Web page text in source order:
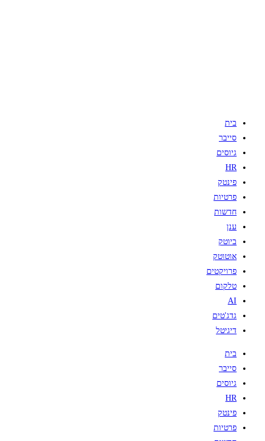
בית
סייבר
גיוסים
HR
פינטק
פרטיות
חדשות
ענן
ביוטק
אוטוטק
פרויקטים
טלקום
AI
גדג'טים
דיגיטל
בית
סייבר
גיוסים
HR
פינטק
פרטיות